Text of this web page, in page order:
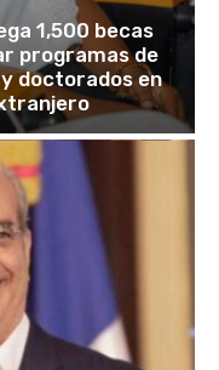
1,500 becas
programas de
doctorados en